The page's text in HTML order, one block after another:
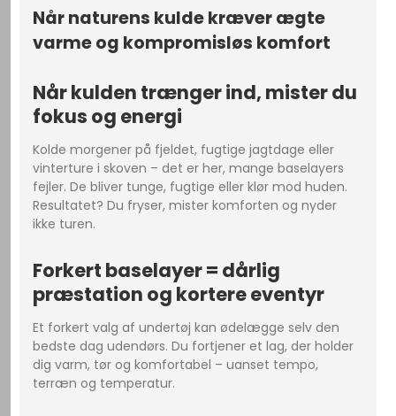
Når naturens kulde kræver ægte
varme og kompromisløs komfort
Når kulden trænger ind, mister du
fokus og energi
Kolde morgener på fjeldet, fugtige jagtdage eller
vinterture i skoven – det er her, mange baselayers
fejler. De bliver tunge, fugtige eller klør mod huden.
Resultatet? Du fryser, mister komforten og nyder
ikke turen.
Forkert baselayer = dårlig
præstation og kortere eventyr
Et forkert valg af undertøj kan ødelægge selv den
bedste dag udendørs. Du fortjener et lag, der holder
dig varm, tør og komfortabel – uanset tempo,
terræn og temperatur.